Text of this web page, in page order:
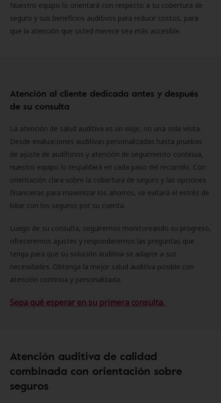
Nuestro equipo lo orientará con respecto a su cobertura de
seguro y sus beneficios auditivos para reducir costos, para
que la atención que usted merece sea más accesible.
Atención al cliente dedicada antes y después
de su consulta
La atención de salud auditiva es un viaje, no una sola visita.
Desde evaluaciones auditivas personalizadas hasta pruebas
de ajuste de audífonos y atención de seguimiento continua,
nuestro equipo lo respaldará en cada paso del recorrido. Con
orientación clara sobre la cobertura de seguro y las opciones
financieras para maximizar los ahorros, se evitará el estrés de
lidiar con los seguros por su cuenta.
Luego de su consulta, seguiremos monitoreando su progreso,
ofreceremos ajustes y responderemos las preguntas que
tenga para que su solución auditiva se adapte a sus
necesidades. Obtenga la mejor salud auditiva posible con
atención continua y personalizada.
Sepa qué esperar en su primera consulta.
Atención auditiva de calidad
combinada con orientación sobre
seguros